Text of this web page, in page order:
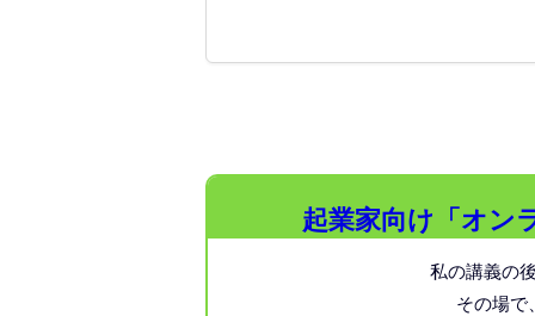
起業家向け「オン
私の講義の
その場で